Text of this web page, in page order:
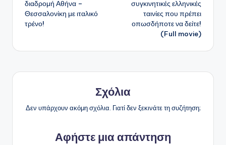
διαδρομή Αθήνα –
Θεσσαλονίκη με ιταλικό
τρένο!
συγκινητικές ελληνικές
ταινίες που πρέπει
οπωσδήποτε να δείτε!
(Full movie)
Σχόλια
Δεν υπάρχουν ακόμη σχόλια. Γιατί δεν ξεκινάτε τη συζήτηση;
Αφήστε μια απάντηση